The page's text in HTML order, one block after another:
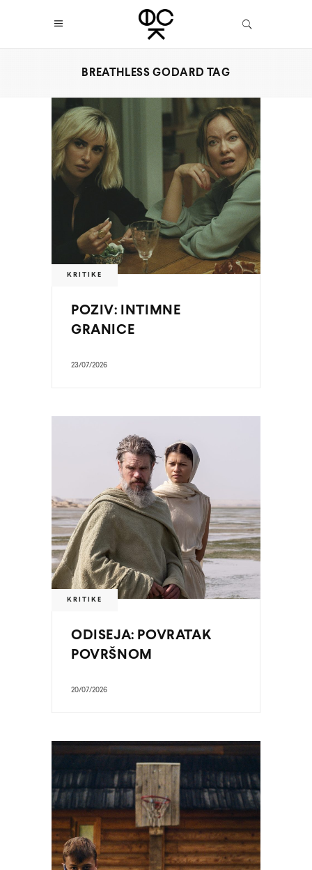
BREATHLESS GODARD TAG
KRITIKE
POZIV: INTIMNE
GRANICE
23/07/2026
KRITIKE
ODISEJA: POVRATAK
POVRŠNOM
20/07/2026